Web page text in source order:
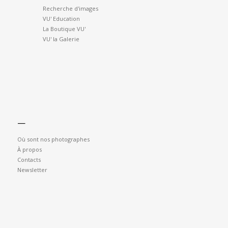
Recherche d'images
VU' Education
La Boutique VU'
VU' la Galerie
—
Où sont nos photographes
À propos
Contacts
Newsletter